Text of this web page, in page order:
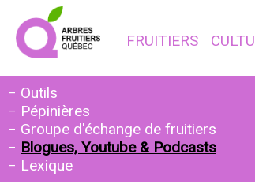
FRUITIERS
Outils
Pépinières
Groupe d'échange de fruitiers
Blogues, Youtube & Podcasts
Lexique